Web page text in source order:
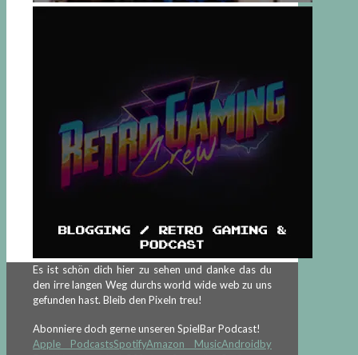
Es ist schön dich hier zu sehen und danke das du
den irre langen Weg durchs world wide web zu uns
gefunden hast. Bleib den Pixeln treu!
Abonniere doch gerne unseren SpielBar Podcast!
Apple PodcastsSpotifyAmazon MusicAndroidby